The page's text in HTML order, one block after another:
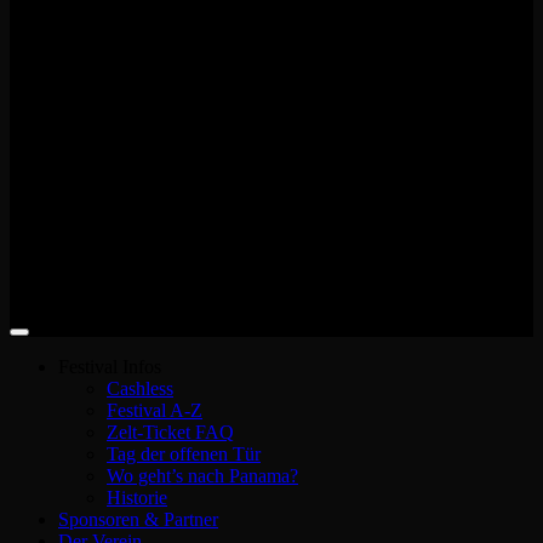
Cashless
Festival A-Z
Zelt-Ticket FAQ
Tag der offenen Tür
Wo geht’s nach Panama?
Historie
Sponsoren & Partner